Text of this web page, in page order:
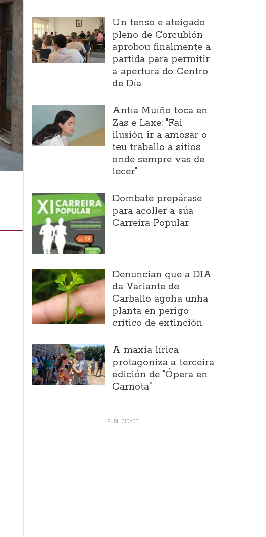
Un tenso e ateigado
pleno de Corcubión
aprobou finalmente a
partida para permitir
a apertura do Centro
de Día
Antía Muíño toca en
Zas e Laxe: "Fai
ilusión ir a amosar o
teu traballo a sitios
onde sempre vas de
lecer"
Dombate prepárase
para acoller a súa
Carreira Popular
Denuncian que a DIA
da Variante de
Carballo agoha unha
planta en perigo
crítico de extinción
A maxia lírica
protagoniza a terceira
edición de "Ópera en
Carnota"